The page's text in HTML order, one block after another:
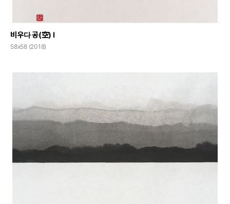
비우다 공(空) Ⅰ
58x58 (2018)